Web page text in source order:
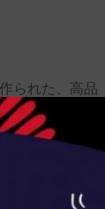
られた、高品
せたコーヒー
す。